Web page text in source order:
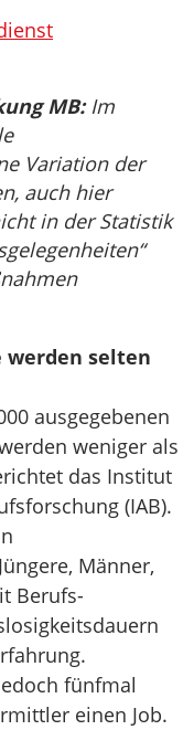
MB:Im
Variation der
auch hier
in der Statistik
selten
ausgegebenen
weniger als
das Institut
(IAB).
Männer,
Berufs­
fünfmal
einen Job.